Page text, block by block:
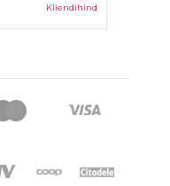
Kliendihind